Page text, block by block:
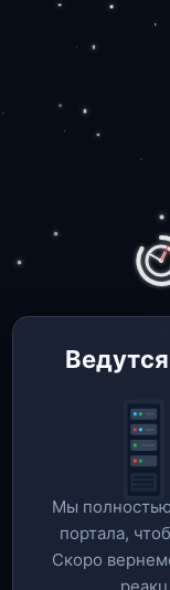
Мы
портала,
Скоро